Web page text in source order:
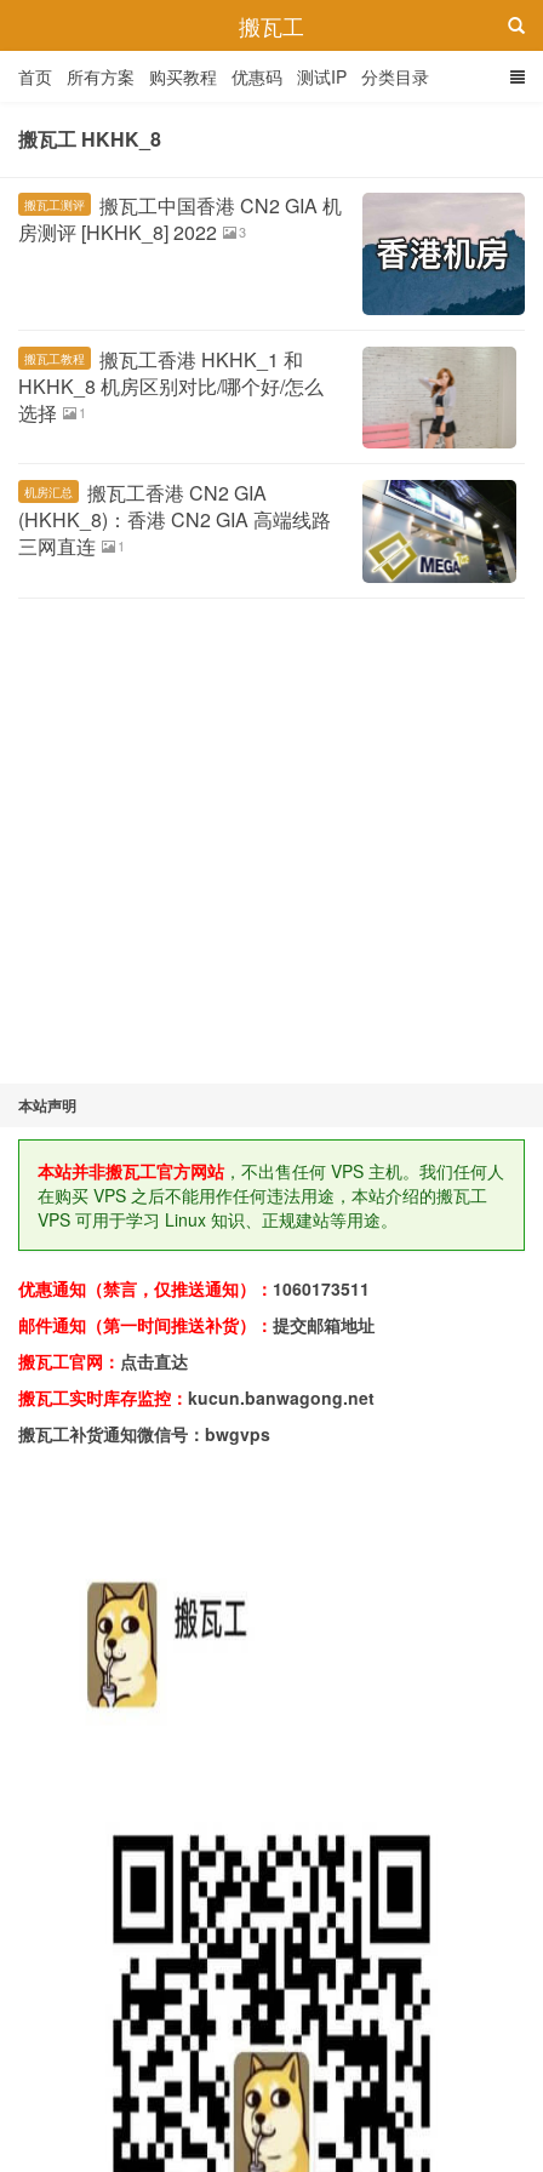
搬瓦工
首页 所有方案 购买教程 优惠码 测试IP 分类目录
搬瓦工 HKHK_8
搬瓦工测评
搬瓦工中国香港 CN2 GIA 机
房测评 [HKHK_8] 2022
3
搬瓦工教程
搬瓦工香港 HKHK_1 和
HKHK_8 机房区别对比/哪个好/怎么
选择
1
机房汇总
搬瓦工香港 CN2 GIA
(HKHK_8)：香港 CN2 GIA 高端线路
三网直连
1
本站声明
本站并非搬瓦工官方网站，不出售任何 VPS 主机。我们任何人
在购买 VPS 之后不能用作任何违法用途，本站介绍的搬瓦工
VPS 可用于学习 Linux 知识、正规建站等用途。
优惠通知（禁言，仅推送通知）： 1060173511
邮件通知（第一时间推送补货）： 提交邮箱地址
搬瓦工官网： 点击直达
搬瓦工实时库存监控： kucun.banwagong.net
搬瓦工补货通知微信号：bwgvps